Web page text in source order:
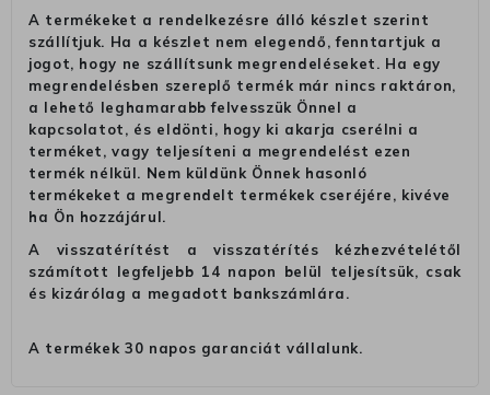
A termékeket a rendelkezésre álló készlet szerint
szállítjuk. Ha a készlet nem elegendő, fenntartjuk a
jogot, hogy ne szállítsunk megrendeléseket. Ha egy
megrendelésben szereplő termék már nincs raktáron,
a lehető leghamarabb felvesszük Önnel a
kapcsolatot, és eldönti, hogy ki akarja cserélni a
terméket, vagy teljesíteni a megrendelést ezen
termék nélkül. Nem küldünk Önnek hasonló
termékeket a megrendelt termékek cseréjére, kivéve
ha Ön hozzájárul.
A visszatérítést a visszatérítés kézhezvételétől
számított legfeljebb 14 napon belül teljesítsük, csak
és kizárólag a megadott bankszámlára.
A termékek 30 napos garanciát vállalunk.